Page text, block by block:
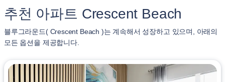
추천 아파트 Crescent Beach
블루그라운드( Crescent Beach )는 계속해서 성장하고 있으며, 아래의
모든 옵션을 제공합니다.